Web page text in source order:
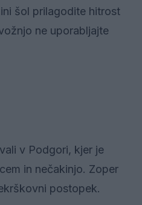
šol prilagodite hitrost
ne uporabljajte
v Podgori, kjer je
in nečakinjo. Zoper
postopek.